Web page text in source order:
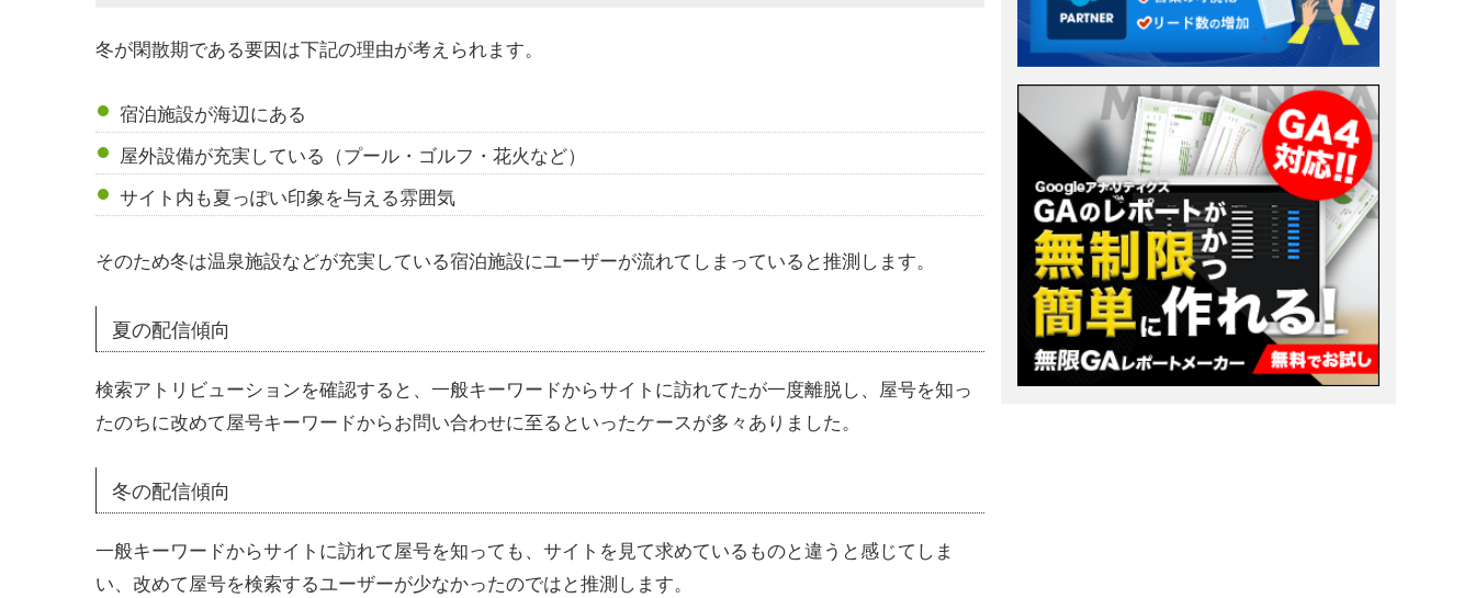
冬が閑散期である要因は下記の理由が考えられます。
宿泊施設が海辺にある
屋外設備が充実している（プール・ゴルフ・花火など）
サイト内も夏っぽい印象を与える雰囲気
そのため冬は温泉施設などが充実している宿泊施設にユーザーが流れてしまっていると推測します。
夏の配信傾向
検索アトリビューションを確認すると、一般キーワードからサイトに訪れてたが一度離脱し、屋号を知っ
たのちに改めて屋号キーワードからお問い合わせに至るといったケースが多々ありました。
冬の配信傾向
一般キーワードからサイトに訪れて屋号を知っても、サイトを見て求めているものと違うと感じてしま
い、改めて屋号を検索するユーザーが少なかったのではと推測します。